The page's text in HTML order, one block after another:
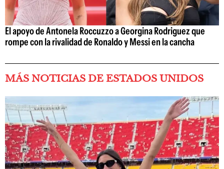
El apoyo de Antonela Roccuzzo a Georgina Rodriguez que
rompe con la rivalidad de Ronaldo y Messi en la cancha
MÁS NOTICIAS DE ESTADOS UNIDOS